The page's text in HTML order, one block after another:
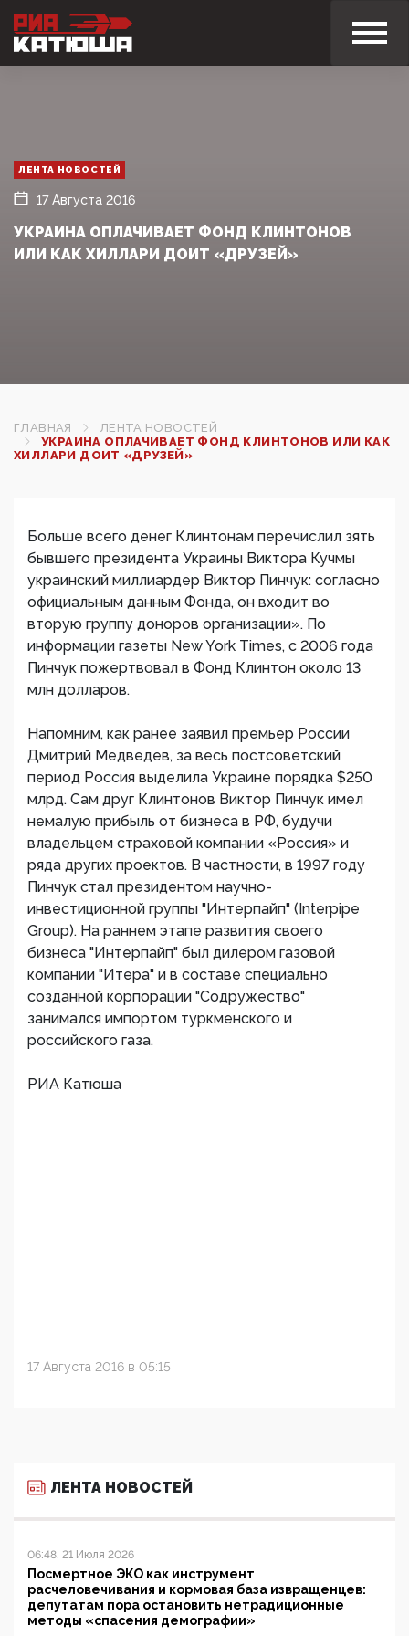
ЛЕНТА НОВОСТЕЙ
17 Августа 2016
УКРАИНА ОПЛАЧИВАЕТ ФОНД КЛИНТОНОВ
ИЛИ КАК ХИЛЛАРИ ДОИТ «ДРУЗЕЙ»
ГЛАВНАЯ
ЛЕНТА НОВОСТЕЙ
УКРАИНА ОПЛАЧИВАЕТ ФОНД КЛИНТОНОВ ИЛИ КАК
ХИЛЛАРИ ДОИТ «ДРУЗЕЙ»
Больше всего денег Клинтонам перечислил зять
бывшего президента Украины Виктора Кучмы
украинский миллиардер Виктор Пинчук: согласно
официальным данным Фонда, он входит во
вторую группу доноров организации». По
информации газеты New York Times, с 2006 года
Пинчук пожертвовал в Фонд Клинтон около 13
млн долларов.
Напомним, как ранее заявил премьер России
Дмитрий Медведев, за весь постсоветский
период Россия выделила Украине порядка $250
млрд. Сам друг Клинтонов Виктор Пинчук имел
немалую прибыль от бизнеса в РФ, будучи
владельцем страховой компании «Россия» и
ряда других проектов. В частности, в 1997 году
Пинчук стал президентом научно-
инвестиционной группы "Интерпайп" (Interpipe
Group). На раннем этапе развития своего
бизнеса "Интерпайп" был дилером газовой
компании "Итера" и в составе специально
созданной корпорации "Содружество"
занимался импортом туркменского и
российского газа.
РИА Катюша
17 Августа 2016 в 05:15
ЛЕНТА НОВОСТЕЙ
06:48, 21 Июля 2026
Посмертное ЭКО как инструмент
расчеловечивания и кормовая база извращенцев:
депутатам пора остановить нетрадиционные
методы «спасения демографии»